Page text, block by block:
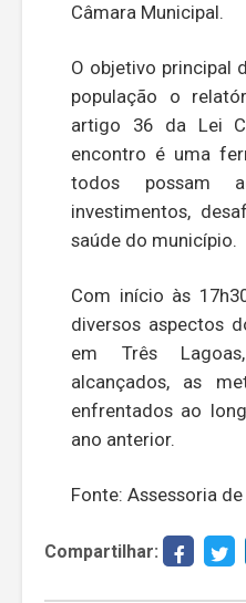
Câmara Municipal.
O objetivo principal
população o
artigo 36 da Lei
encontro é uma
todos possam
investimentos,
saúde do município.
Com início às
diversos aspectos
em Três
alcançados, as
enfrentados ao
ano anterior.
Fonte: Assessoria
Compartilhar: